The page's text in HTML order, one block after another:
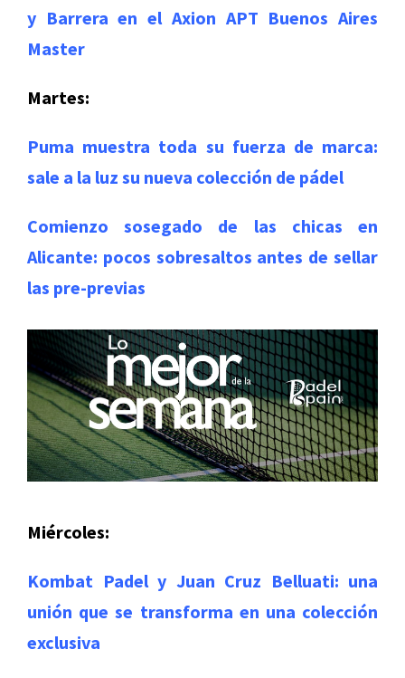
y Barrera en el Axion APT Buenos Aires
Master
Martes:
Puma muestra toda su fuerza de marca:
sale a la luz su nueva colección de pádel
Comienzo sosegado de las chicas en
Alicante: pocos sobresaltos antes de sellar
las pre-previas
Miércoles:
Kombat Padel y Juan Cruz Belluati: una
unión que se transforma en una colección
exclusiva